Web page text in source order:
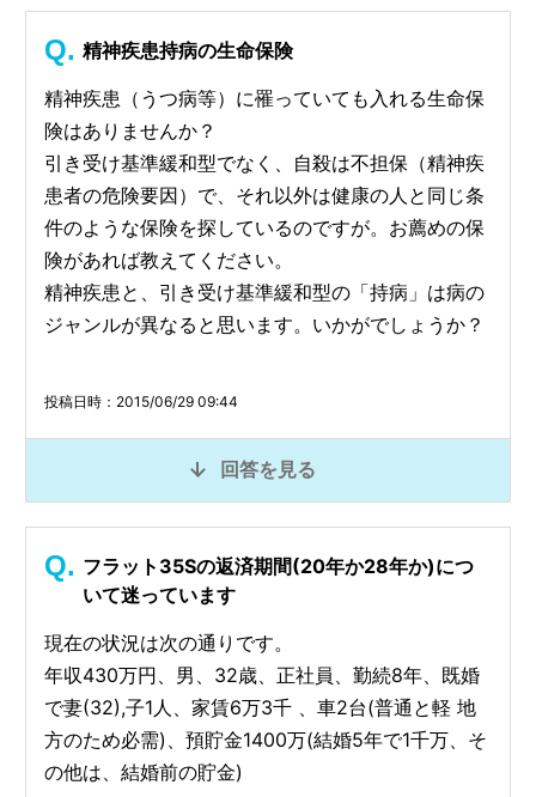
精神疾患持病の生命保険
精神疾患（うつ病等）に罹っていても入れる生命保
険はありませんか？
引き受け基準緩和型でなく、自殺は不担保（精神疾
患者の危険要因）で、それ以外は健康の人と同じ条
件のような保険を探しているのですが。お薦めの保
険があれば教えてください。
精神疾患と、引き受け基準緩和型の「持病」は病の
ジャンルが異なると思います。いかがでしょうか？
投稿日時：2015/06/29 09:44
回答を見る
フラット35Sの返済期間(20年か28年か)につ
いて迷っています
現在の状況は次の通りです。
年収430万円、男、32歳、正社員、勤続8年、既婚
で妻(32),子1人、家賃6万3千 、車2台(普通と軽 地
方のため必需)、預貯金1400万(結婚5年で1千万、そ
の他は、結婚前の貯金)